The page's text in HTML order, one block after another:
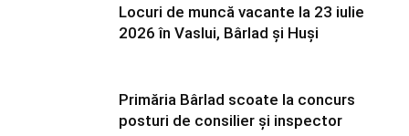
Locuri de muncă vacante la 23 iulie
2026 în Vaslui, Bârlad și Huși
Primăria Bârlad scoate la concurs
posturi de consilier și inspector